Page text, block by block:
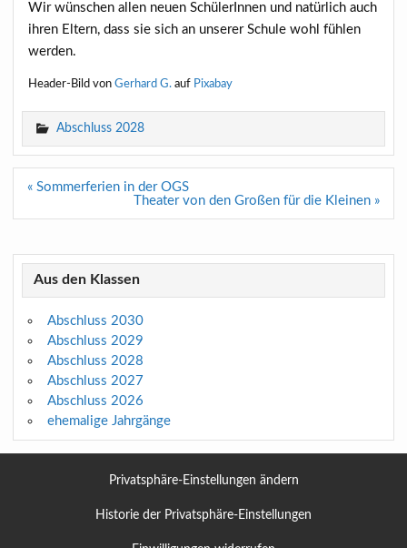
Wir wünschen allen neuen SchülerInnen und natürlich auch
ihren Eltern, dass sie sich an unserer Schule wohl fühlen
werden.
Header-Bild vonGerhard G. auf Pixabay
Abschluss 2028
Beitragsnavigation
« Sommerferien in der OGS
Theater von den Großen für die Kleinen »
Aus den Klassen
Abschluss 2030
Abschluss 2029
Abschluss 2028
Abschluss 2027
Abschluss 2026
ehemalige Jahrgänge
Privatsphäre-Einstellungen ändern
Historie der Privatsphäre-Einstellungen